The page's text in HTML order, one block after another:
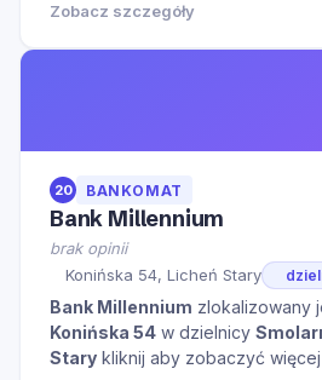
Zobacz szczegóły
20 BANKOMAT
Bank Millennium
brak opinii
Konińska 54, Licheń Stary
Bank Millennium zlokalizowany
Konińska 54 w dzielnicy
Stary kliknij aby zobaczyć